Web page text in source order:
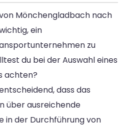
Mönchengladbach nach
ein
zu
du bei der Auswahl eines
achten?
dass das
über ausreichende
in der Durchführung von